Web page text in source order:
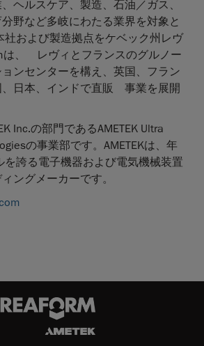
ヘルスケア、製造、石油／ガス、
野など多岐にわたる業界を対象と
および製造拠点をケベック州レヴ
は、 レヴィとフランスのグルノー
ンセンターを構え、英国、フラン
、日本、インドで直販 事業を展開
Inc.の部門であるAMETEK Ultra
の事業部です。AMETEKは、年
誇る電子機器および電気機械装置
ングメーカーです。